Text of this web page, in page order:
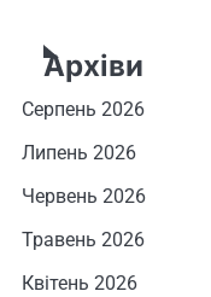
Архіви
Серпень 2026
Липень 2026
Червень 2026
Травень 2026
Квітень 2026